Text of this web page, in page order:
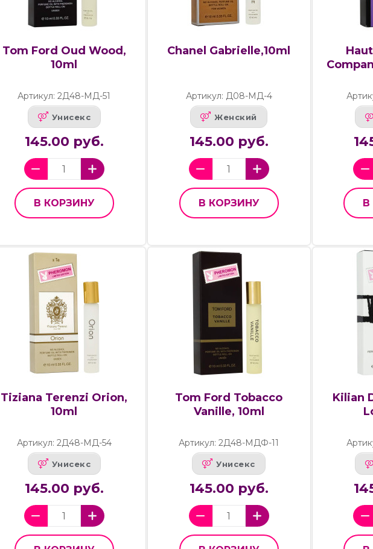
Tom Ford Oud Wood,
10ml
Артикул: 2Д48-МД-51
Унисекс
145.00 руб.
В КОРЗИНУ
Chanel Gabrielle,10ml
Артикул: Д08-МД-4
Женский
145.00 руб.
В КОРЗИНУ
Tiziana Terenzi Orion,
10ml
Артикул: 2Д48-МД-54
Унисекс
145.00 руб.
Tom Ford Tobacco
Vanille, 10ml
Артикул: 2Д48-МДФ-11
Унисекс
145.00 руб.
Kilian